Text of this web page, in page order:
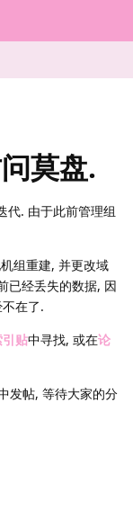
莫盘.
代. 由于此前管理组
组重建, 并更改域
已经丢失的数据, 因
在了.
贴中寻找, 或在论
发帖, 等待大家的分